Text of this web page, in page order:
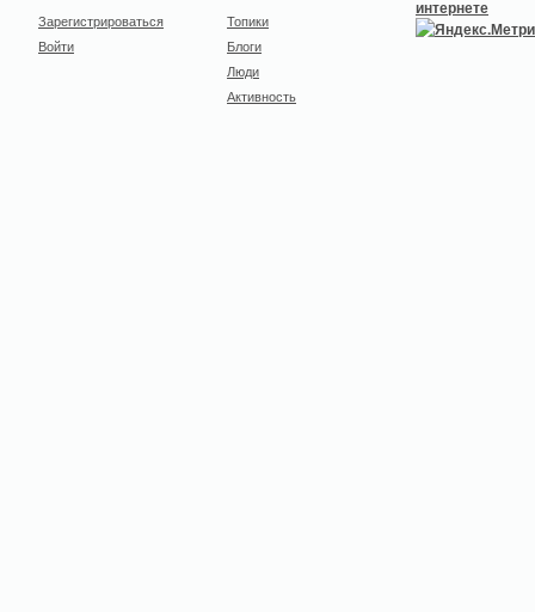
Зарегистрироваться
Войти
Топики
Блоги
Люди
Активность